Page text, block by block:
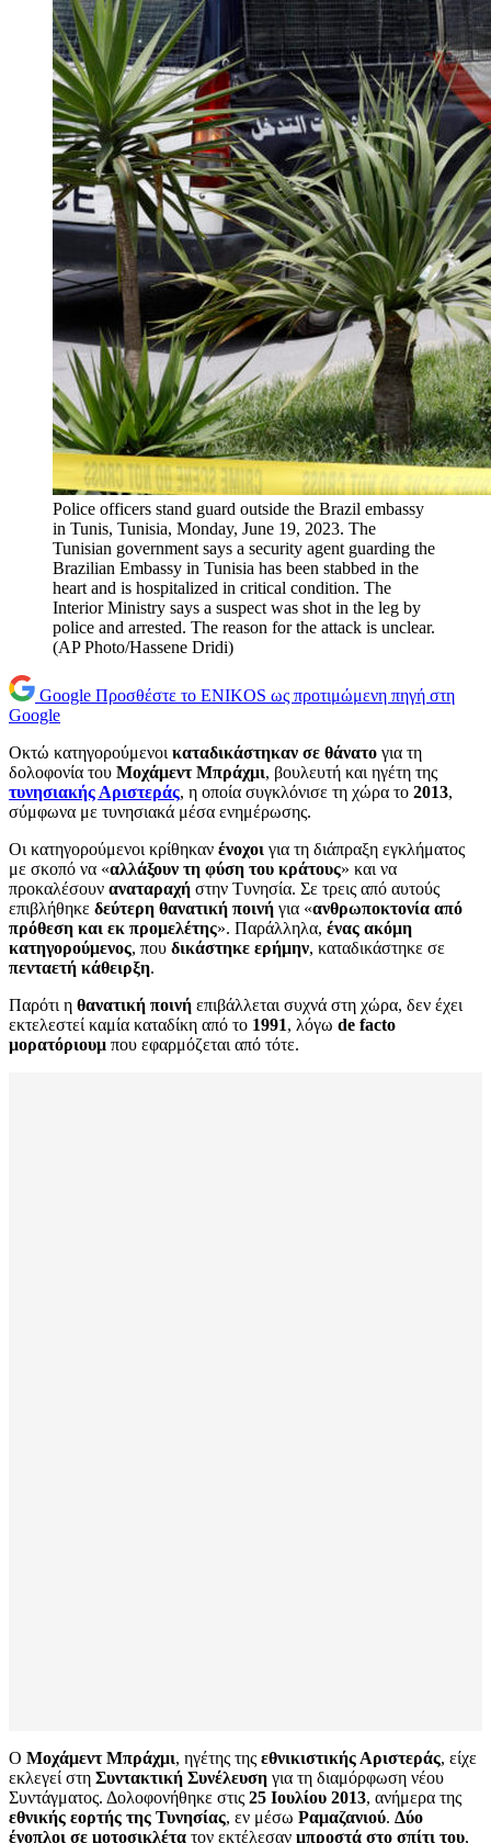
Police officers stand guard outside the Brazil embassy
in Tunis, Tunisia, Monday, June 19, 2023. The
Tunisian government says a security agent guarding the
Brazilian Embassy in Tunisia has been stabbed in the
heart and is hospitalized in critical condition. The
Interior Ministry says a suspect was shot in the leg by
police and arrested. The reason for the attack is unclear.
(AP Photo/Hassene Dridi)
Google Προσθέστε το ENIKOS ως προτιμώμενη πηγή στη
Google
Οκτώ κατηγορούμενοι καταδικάστηκαν σε θάνατο για τη
δολοφονία του Μοχάμεντ Μπράχμι, βουλευτή και ηγέτη της
τυνησιακής Αριστεράς, η οποία συγκλόνισε τη χώρα το 2013,
σύμφωνα με τυνησιακά μέσα ενημέρωσης.
Οι κατηγορούμενοι κρίθηκαν ένοχοι για τη διάπραξη εγκλήματος
με σκοπό να «αλλάξουν τη φύση του κράτους» και να
προκαλέσουν αναταραχή στην Τυνησία. Σε τρεις από αυτούς
επιβλήθηκε δεύτερη θανατική ποινή για «ανθρωποκτονία από
πρόθεση και εκ προμελέτης». Παράλληλα, ένας ακόμη
κατηγορούμενος, που δικάστηκε ερήμην, καταδικάστηκε σε
πενταετή κάθειρξη.
Παρότι η θανατική ποινή επιβάλλεται συχνά στη χώρα, δεν έχει
εκτελεστεί καμία καταδίκη από το 1991, λόγω de facto
μορατόριουμ που εφαρμόζεται από τότε.
Ο Μοχάμεντ Μπράχμι, ηγέτης της εθνικιστικής Αριστεράς, είχε
εκλεγεί στη Συντακτική Συνέλευση για τη διαμόρφωση νέου
Συντάγματος. Δολοφονήθηκε στις 25 Ιουλίου 2013, ανήμερα της
εθνικής εορτής της Τυνησίας, εν μέσω Ραμαζανιού. Δύο
ένοπλοι σε μοτοσικλέτα τον εκτέλεσαν μπροστά στο σπίτι του,